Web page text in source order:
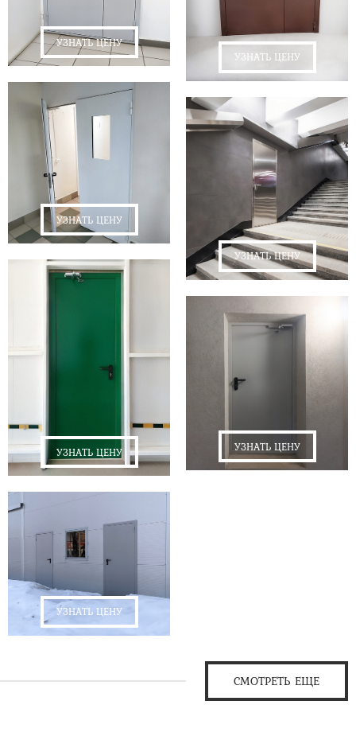
УЗНАТЬ ЦЕНУ
УЗНАТЬ ЦЕНУ
УЗНАТЬ ЦЕНУ
УЗНАТЬ ЦЕНУ
УЗНАТЬ ЦЕНУ
УЗНАТЬ ЦЕНУ
УЗНАТЬ ЦЕНУ
СМОТРЕТЬ ЕЩЕ